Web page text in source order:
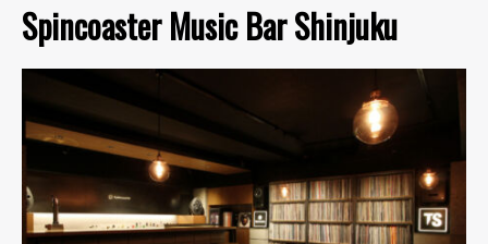
Spincoaster Music Bar Shinjuku